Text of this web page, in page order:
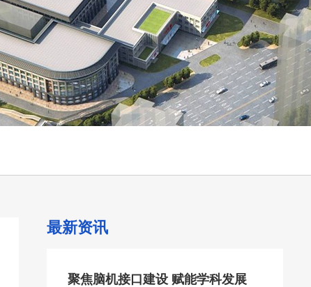
最新资讯
聚焦脑机接口建设 赋能学科发展